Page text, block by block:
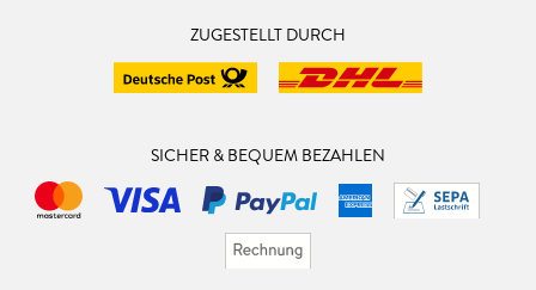
ZUGESTELLT DURCH
SICHER & BEQUEM BEZAHLEN